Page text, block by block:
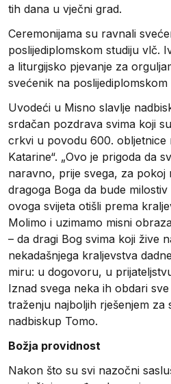
tih dana u vječni grad.
Ceremonijama su ravnali
poslijediplomskom studiju vlč.
a liturgijsko pjevanje za
svećenik na
Uvodeći u Misno slavlje
srdačan pozdrava svima koji
crkvi u povodu 600. obljetnice
Katarine“. „Ovo je prigoda da
naravno, prije svega, za pokoj
dragoga Boga da bude
ovoga svijeta otišli prema
Molimo i uzimamo misni
– da dragi Bog svima koji žive
nekadašnjega kraljevstva
miru: u dogovoru, u
Iznad svega neka ih obdari
traženju najboljih rješenjem za
nadbiskup Tomo.
Božja providnost
Nakon što su svi nazočni